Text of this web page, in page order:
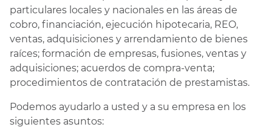
particulares locales y nacionales en las áreas de
cobro, financiación, ejecución hipotecaria, REO,
ventas, adquisiciones y arrendamiento de bienes
raíces; formación de empresas, fusiones, ventas y
adquisiciones; acuerdos de compra-venta;
procedimientos de contratación de prestamistas.
Podemos ayudarlo a usted y a su empresa en los
siguientes asuntos: